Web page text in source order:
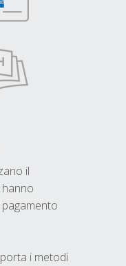
il
i metodi